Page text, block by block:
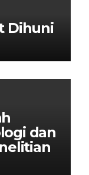
Dihuni
dan